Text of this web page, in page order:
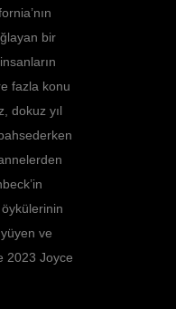
bir
fazla konu
dokuz yıl
ve
2023 Joyce